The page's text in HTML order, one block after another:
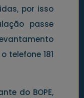
por isso
passe
telefone 181
do BOPE,